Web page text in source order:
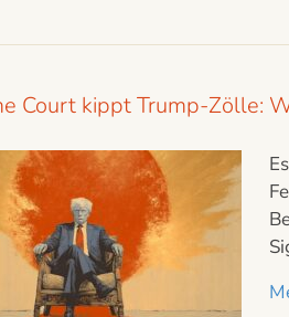
Court kippt Trump-Zölle: